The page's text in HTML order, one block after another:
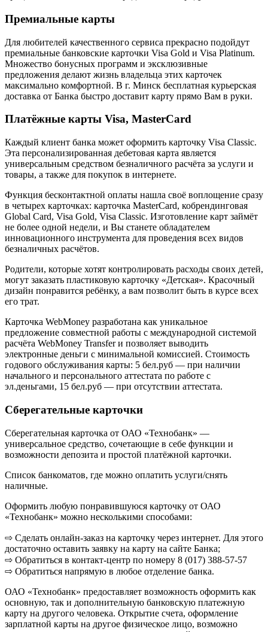
Премиальные карты
Для любителей качественного сервиса прекрасно подойдут
премиальные банковские карточки Visa Gold и Visa Platinum.
Множество бонусных программ и эксклюзивные
предложения делают жизнь владельца этих карточек
максимально комфортной. В г. Минск бесплатная курьерская
доставка от Банка быстро доставит карту прямо Вам в руки.
Платёжные карты Visa, MasterCard
Каждый клиент банка может оформить карточку Visa Classic.
Эта персонализированная дебетовая карта является
универсальным средством безналичного расчёта за услуги и
товары, а также для покупок в интернете.
Функция бесконтактной оплаты нашла своё воплощение сразу
в четырех карточках: карточка MasterCard, кобрендинговая
Global Card, Visa Gold, Visa Classic. Изготовление карт займёт
не более одной недели, и Вы станете обладателем
инновационного инструмента для проведения всех видов
безналичных расчётов.
Родители, которые хотят контролировать расходы своих детей,
могут заказать пластиковую карточку «Детская». Красочный
дизайн понравится ребёнку, а вам позволит быть в курсе всех
его трат.
Карточка WebMoney разработана как уникальное
предложение совместной работы с международной системой
расчёта WebMoney Transfer и позволяет выводить
электронные деньги с минимальной комиссией. Стоимость
годового обслуживания карты: 5 бел.руб — при наличии
начального и персонального аттестата по работе с
эл.деньгами, 15 бел.руб — при отсутствии аттестата.
Сберегательные карточки
Сберегательная карточка от ОАО «Технобанк» —
универсальное средство, сочетающие в себе функции и
возможности депозита и простой платёжной карточки.
Список банкоматов, где можно оплатить услуги/снять
наличные.
Оформить любую понравившуюся карточку от ОАО
«Технобанк» можно несколькими способами:
⇨ Сделать онлайн-заказ на карточку через интернет. Для этого
достаточно оставить заявку на карту на сайте Банка;
⇨ Обратиться в контакт-центр по номеру 8 (017) 388-57-57
⇨ Обратиться напрямую в любое отделение банка.
ОАО «Технобанк» предоставляет возможность оформить как
основную, так и дополнительную банковскую платежную
карту на другого человека. Открытие счета, оформление
зарплатной карты на другое физическое лицо, возможно